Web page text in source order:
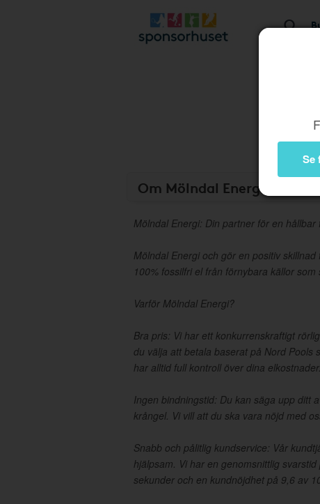
Se
Om Mölndal Energi
Mölndal Energi: Din partner för en hållbar
Mölndal Energi och gör en positiv
100% fossilfri el från förnybara källor
Varför Mölndal Energi?
Bra pris: Vi har ett konkurrenskraftigt
du välja att betala baserat på Nord Pools
har alltid full kontroll över dina elkostnader.
Ingen bindningstid: Du kan säga upp ditt
krångel. Vi vill att du ska vara nöjd med
Snabb och pålitlig kundservice: Vår
hjälpsam. Vi har en genomsnittlig
sekunder och en kundnöjdhet på 9,6 av